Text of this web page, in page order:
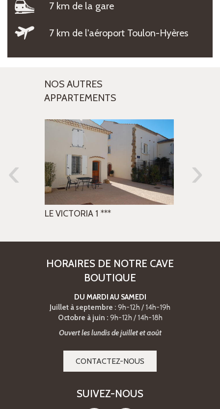
7 km de la gare
7 km de l'aéroport Toulon-Hyères
‹
NOS AUTRES
APPARTEMENTS
LE VICTORIA 1 ***
›
HORAIRES DE NOTRE CAVE
BOUTIQUE
DU MARDI AU SAMEDI
Juillet à septembre : 9h-12h / 14h-19h
Octobre à juin : 9h-12h / 14h-18h
Ouvert les lundis de juillet et août
CONTACTEZ-NOUS
SUIVEZ-NOUS